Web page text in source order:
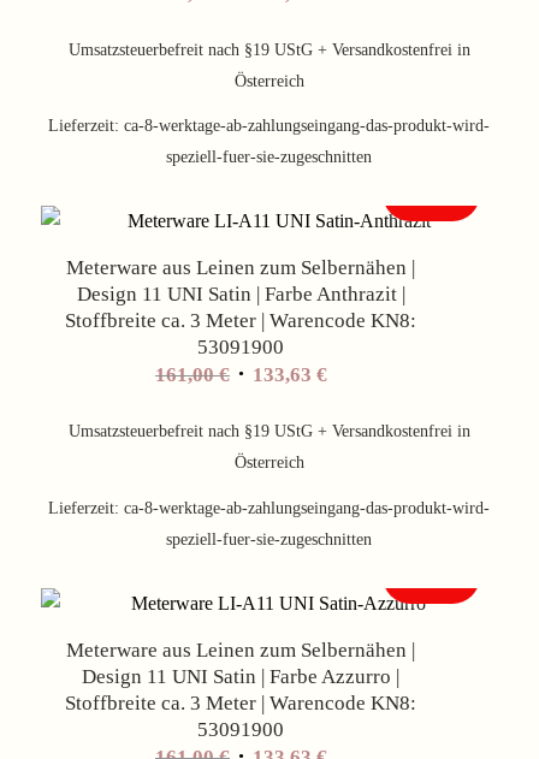
war:
161,00 €
ist:
Umsatzsteuerbefreit nach §19 UStG + Versandkostenfrei in
Österreich
Lieferzeit:ca-8-werktage-ab-zahlungseingang-das-produkt-wird-
speziell-fuer-sie-zugeschnitten
Meterware aus Leinen zum Selbernähen |
Design 11 UNI Satin | Farbe Anthrazit |
Stoffbreite ca. 3 Meter | Warencode KN8:
53091900
161,00€ Ursprünglicher
war:
161,00 €
133,63 €Aktueller
ist:
Umsatzsteuerbefreit nach §19 UStG + Versandkostenfrei in
Österreich
Lieferzeit:ca-8-werktage-ab-zahlungseingang-das-produkt-wird-
speziell-fuer-sie-zugeschnitten
Meterware aus Leinen zum Selbernähen |
Design 11 UNI Satin | Farbe Azzurro |
Stoffbreite ca. 3 Meter | Warencode KN8:
53091900